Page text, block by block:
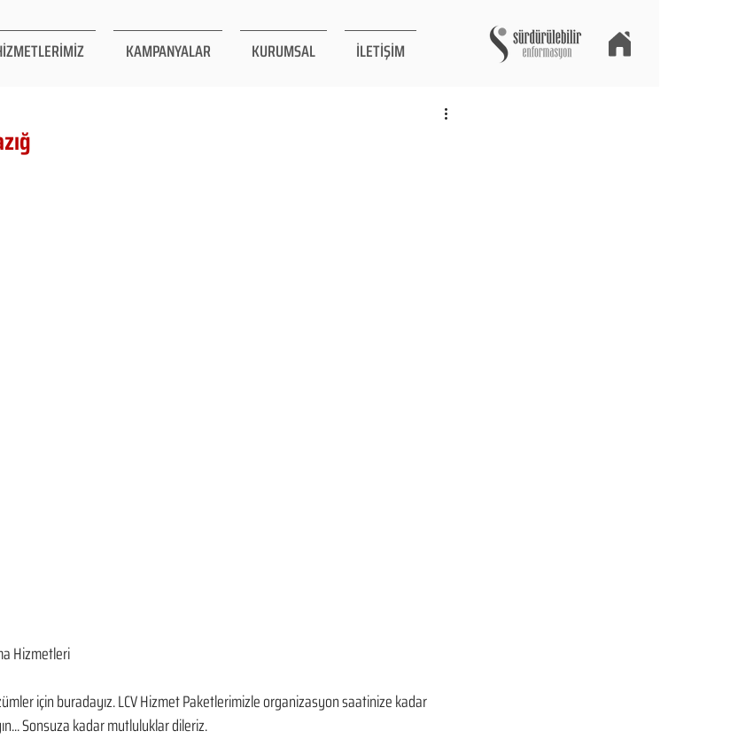
KAMPANYALAR KURUMSAL İLETİŞİM
Hizmetleri
için buradayız. LCV Hizmet Paketlerimizle organizasyon saatinize kadar
Sonsuza kadar mutluluklar dileriz.